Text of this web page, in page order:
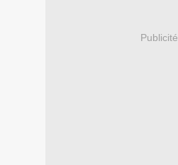
Publicité